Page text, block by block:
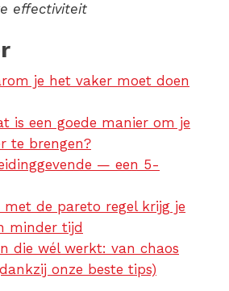
effectiviteit
je het vaker moet doen
is een goede manier om je
te brengen?
— een 5-
met de pareto regel krijg je
minder tijd
die wél werkt: van chaos
onze beste tips)